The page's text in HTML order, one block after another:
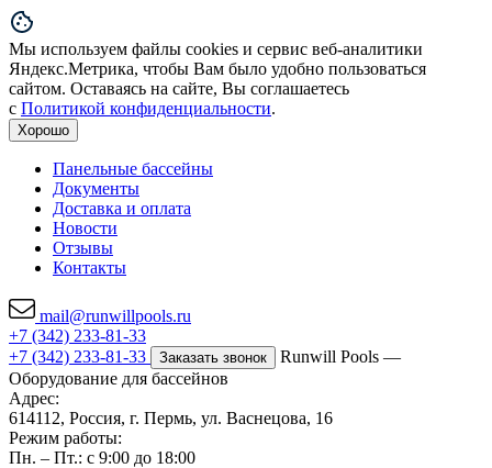
Мы используем файлы cookies и сервис веб-аналитики
Яндекс.Метрика, чтобы Вам было удобно пользоваться
сайтом. Оставаясь на сайте, Вы соглашаетесь
с Политикой конфиденциальности.
Хорошо
Панельные бассейны
Документы
Доставка и оплата
Новости
Отзывы
Контакты
mail@runwillpools.ru
+7 (342) 233-81-33
+7 (342) 233-81-33
Заказать звонок
Runwill Pools —
Оборудование для бассейнов
Адрес:
614112, Россия, г. Пермь, ул. Васнецова, 16
Режим работы:
Пн. – Пт.: с 9:00 до 18:00